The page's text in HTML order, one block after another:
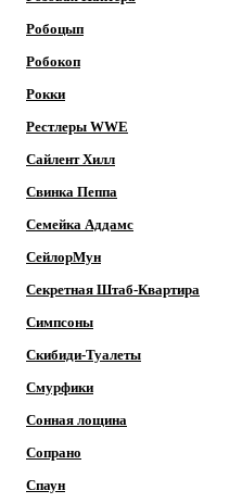
Робоцып
Робокоп
Рокки
Рестлеры WWE
Сайлент Хилл
Свинка Пеппа
Семейка Аддамс
СейлорМун
Секретная Штаб-Квартира
Симпсоны
Скибиди-Туалеты
Смурфики
Сонная лощина
Сопрано
Спаун